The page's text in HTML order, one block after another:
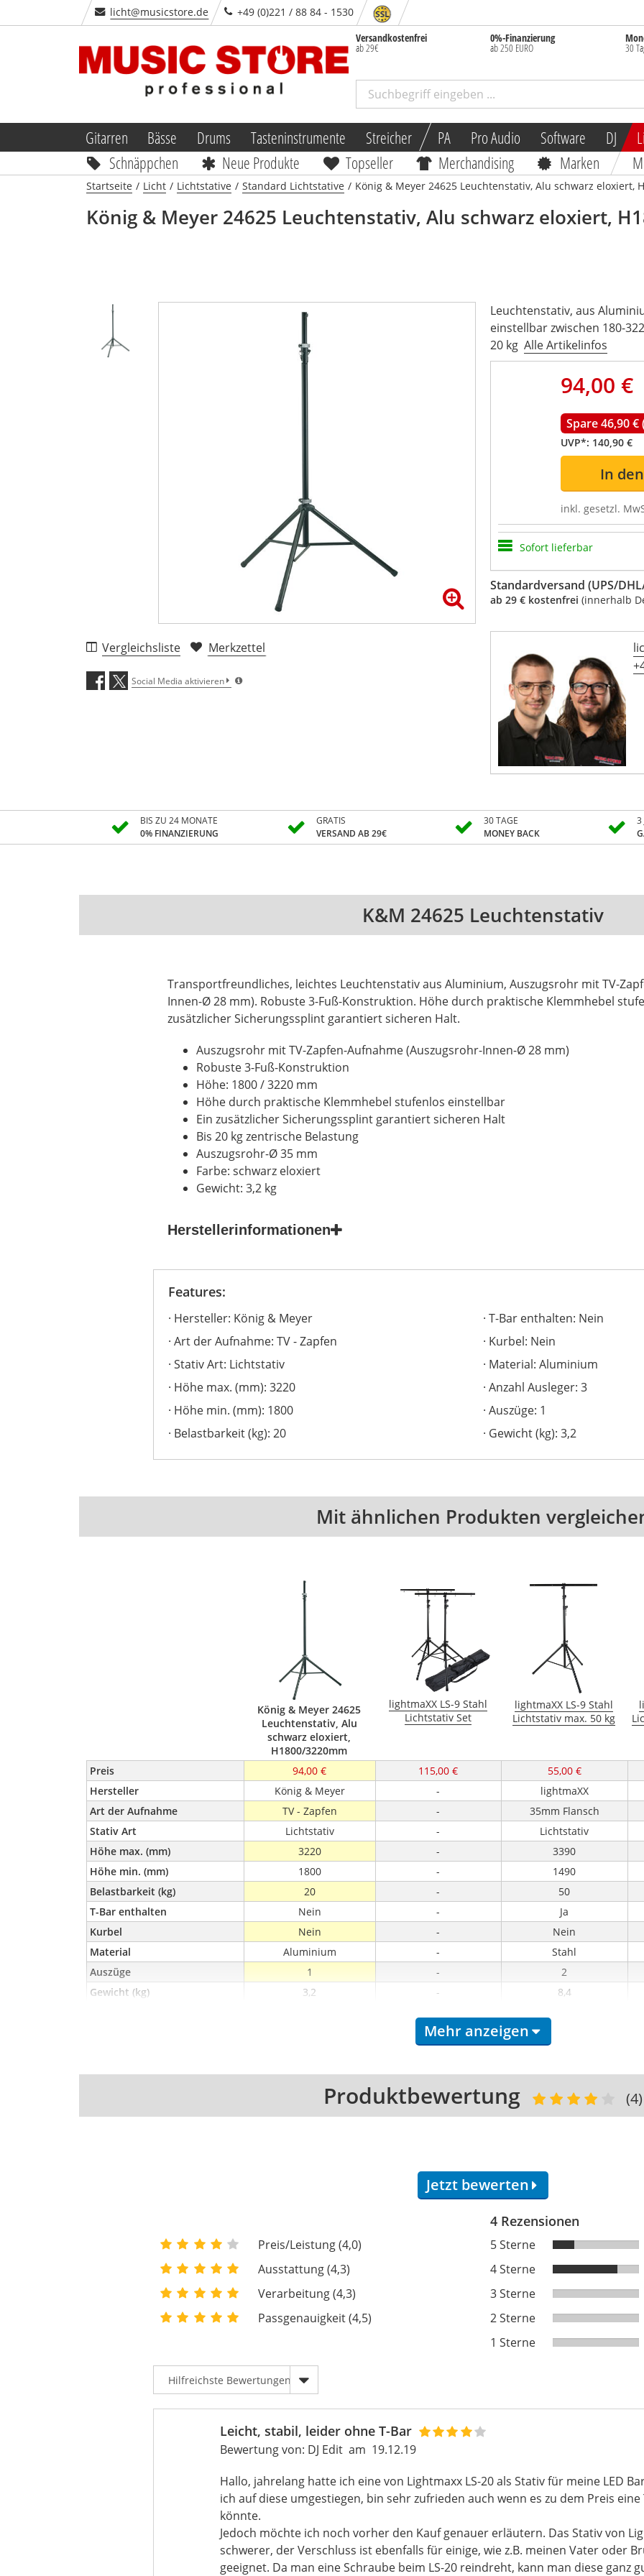
licht@musicstore.de
+49 (0)221 / 88 84 - 1530
Versandkostenfrei
ab 29€
0%-Finanzierung
ab 250 EURO 30
Gitarren Bässe Drums Tasteninstrumente Streicher PA Pro Audio Software DJ
Schnäppchen
Neue Produkte Topseller Merchandising Marken
Startseite / Licht / Lichtstative / Standard Lichtstative / König & Meyer 24625 Leuchtenstativ, Alu schwarz eloxiert,
König & Meyer 24625 Leuchtenstativ, Alu schwarz eloxiert,
Vergleichsliste Merkzettel
Social Media aktivieren
Leuchtenstativ, aus
einstellbar zwischen 180-
20 kg Alle Artikelinfos
94,00 €
Spare 46,90 €
UVP*: 140,90 €
In
inkl. gesetzl.
Sofort lieferbar
Standardversand (UPS/
ab 29 € kostenfrei (innerhalb
BIS ZU 24 MONATE
0% FINANZIERUNG
GRATIS
VERSAND AB 29€
30 TAGE
MONEY BACK
3
K&M 24625 Leuchtenstativ
Transportfreundliches, leichtes Leuchtenstativ aus Aluminium, Auszugsrohr mit TV-
Innen-Ø 28 mm). Robuste 3-Fuß-Konstruktion. Höhe durch praktische Klemmhebel
zusätzlicher Sicherungssplint garantiert sicheren Halt.
Auszugsrohr mit TV-Zapfen-Aufnahme (Auszugsrohr-Innen-Ø 28 mm)
Robuste 3-Fuß-Konstruktion
Höhe: 1800 / 3220 mm
Höhe durch praktische Klemmhebel stufenlos einstellbar
Ein zusätzlicher Sicherungssplint garantiert sicheren Halt
Bis 20 kg zentrische Belastung
Auszugsrohr-Ø 35 mm
Farbe: schwarz eloxiert
Gewicht: 3,2 kg
Herstellerinformationen
Features:
Hersteller: König & Meyer
Art der Aufnahme: TV - Zapfen
Stativ Art: Lichtstativ
Höhe max. (mm): 3220
Höhe min. (mm): 1800
Belastbarkeit (kg): 20
T-Bar enthalten: Nein
Kurbel: Nein
Material: Aluminium
Anzahl Ausleger: 3
Auszüge: 1
Gewicht (kg): 3,2
Mit ähnlichen Produkten
König & Meyer 24625
Leuchtenstativ, Alu
schwarz eloxiert,
H1800/3220mm
lightmaXX LS-9 Stahl
Lichtstativ Set
lightmaXX LS-9 Stahl
Lichtstativ max. 50 kg
Preis 94,00 € 115,00 €
55,00 €
Hersteller
König & Meyer -
lightmaXX
Art der Aufnahme
TV - Zapfen -
35mm Flansch
Stativ Art
Lichtstativ -
Lichtstativ
Höhe max. (mm)
3220 -
3390
Höhe min. (mm)
1800 -
1490
Belastbarkeit (kg)
20 -
50
T-Bar enthalten
Nein -
Ja
Kurbel
Nein -
Nein
Material
Aluminium -
Stahl
Auszüge
1 -
2
Gewicht (kg)
3,2 - 8,4
Mehr anzeigen
Produktbewertung (4)
Jetzt bewerten
Preis/Leistung (4,0)
Ausstattung (4,3)
Verarbeitung (4,3)
Passgenauigkeit (4,5)
4 Rezensionen
5 Sterne
4 Sterne
3 Sterne
2 Sterne
1 Sterne
Leicht, stabil, leider ohne T-Bar
Bewertung von: DJ Edit am 19.12.19
Hallo, jahrelang hatte ich eine von Lightmaxx LS-20 als Stativ für meine LED
ich auf diese umgestiegen, bin sehr zufrieden auch wenn es zu dem Preis eine
könnte.
Jedoch möchte ich noch vorher den Kauf genauer erläutern. Das Stativ von
schwerer, der Verschluss ist ebenfalls für einige, wie z.B. meinen Vater oder
geeignet. Da man eine Schraube beim LS-20 reindreht, kann man diese ganz